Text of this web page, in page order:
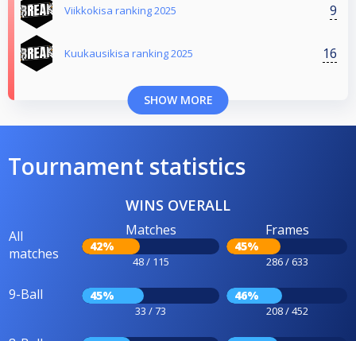
Viikkokisa ranking 2025 9
Kuukausikisa ranking 2025 16
SHOW MORE
Tournament statistics
WINS OVERALL
All
matches
Matches
42%
48 / 115
Frames
45%
286 / 633
9-Ball 45%
33 / 73
46%
208 / 452